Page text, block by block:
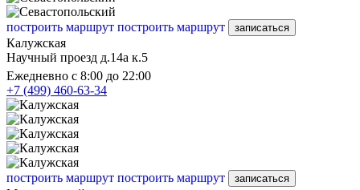
построить маршрут построить маршрут записаться
Калужская
Научный проезд д.14а к.5
Ежедневно с 8:00 до 22:00
+7 (499) 460-63-34
построить маршрут построить маршрут записаться